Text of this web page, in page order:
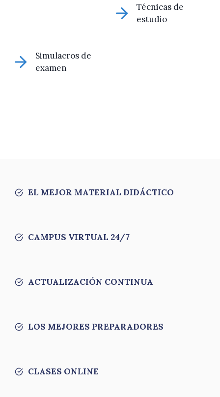
Técnicas de
estudio
Simulacros de
examen
EL MEJOR MATERIAL DIDÁCTICO
CAMPUS VIRTUAL 24/7
ACTUALIZACIÓN CONTINUA
LOS MEJORES PREPARADORES
CLASES ONLINE